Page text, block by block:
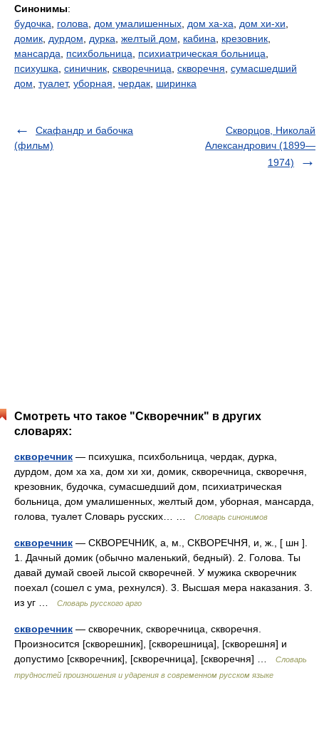
Синонимы:
будочка, голова, дом умалишенных, дом ха-ха, дом хи-хи,
домик, дурдом, дурка, желтый дом, кабина, крезовник,
мансарда, психбольница, психиатрическая больница,
психушка, синичник, скворечница, скворечня, сумасшедший
дом, туалет, уборная, чердак, ширинка
Скафандр и бабочка
(фильм)
Скворцов, Николай
Александрович (1899—
1974)
Смотреть что такое "Скворечник" в других
словарях:
скворечник — психушка, психбольница, чердак, дурка,
дурдом, дом ха ха, дом хи хи, домик, скворечница, скворечня,
крезовник, будочка, сумасшедший дом, психиатрическая
больница, дом умалишенных, желтый дом, уборная, мансарда,
голова, туалет Словарь русских… …
Словарь синонимов
скворечник — СКВОРЕЧНИК, а, м., СКВОРЕЧНЯ, и, ж., [ шн ].
1. Дачный домик (обычно маленький, бедный). 2. Голова. Ты
давай думай своей лысой скворечней. У мужика скворечник
поехал (сошел с ума, рехнулся). 3. Высшая мера наказания. 3.
из уг …
Словарь русского арго
скворечник — скворечник, скворечница, скворечня.
Произносится [скворешник], [скворешница], [скворешня] и
допустимо [скворечник], [скворечница], [скворечня] …
Словарь
трудностей произношения и ударения в современном русском языке